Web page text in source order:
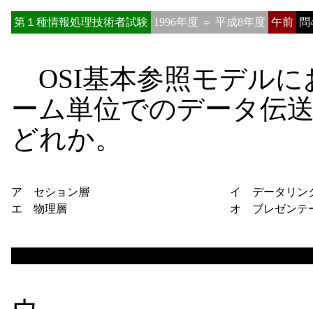
第１種情報処理技術者試験 1996年度 ＝ 平成8年度 午前 問
OSI基本参照モデルに
ーム単位でのデータ伝
どれか。
ア セション層
イ データリン
エ 物理層
オ ブレゼンテ